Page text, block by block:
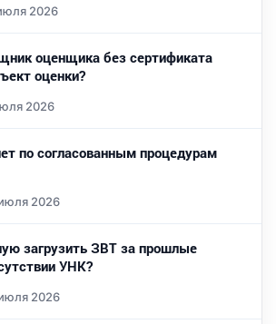
2026
оценщика без сертификата
оценки?
2026
по согласованным процедурам
2026
загрузить ЗВТ за прошлые
УНК?
2026